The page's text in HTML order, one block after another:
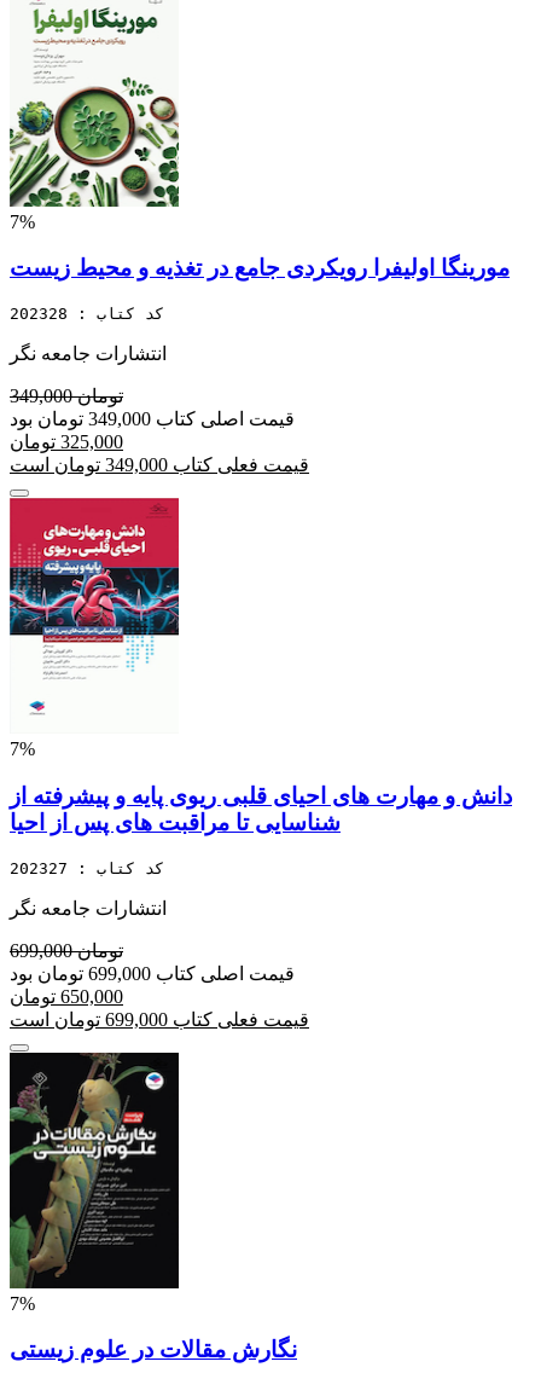
7%
مورینگا اولیفرا رویکردی جامع در تغذیه و محیط زیست
کد کتاب : 202328
انتشارات جامعه نگر
349,000 تومان
قیمت اصلی کتاب 349,000 تومان بود
325,000 تومان
قیمت فعلی کتاب 349,000 تومان است
7%
دانش و مهارت های احیای قلبی ریوی پایه و پیشرفته از
شناسایی تا مراقبت های پس از احیا
کد کتاب : 202327
انتشارات جامعه نگر
699,000 تومان
قیمت اصلی کتاب 699,000 تومان بود
650,000 تومان
قیمت فعلی کتاب 699,000 تومان است
7%
نگارش مقالات در علوم زیستی